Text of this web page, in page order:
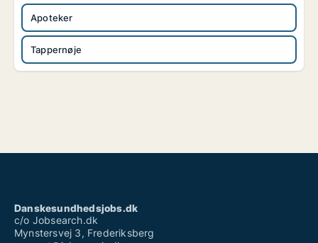
Apoteker
Tappernøje
Danskesundhedsjobs.dk
c/o Jobsearch.dk
Mynstersvej 3, Frederiksberg